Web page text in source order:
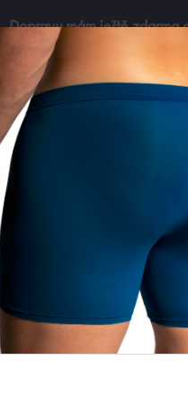
. Dopravu mám ještě zdarma
rychleji si vyberete..